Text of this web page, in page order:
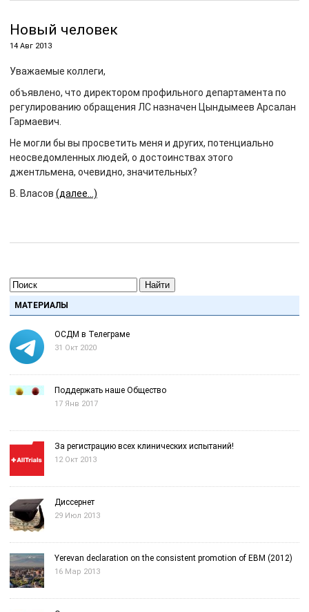
Новый человек
14 Авг 2013
Уважаемые коллеги,
объявлено, что директором профильного департамента по
регулированию обращения ЛС назначен Цындымеев Арсалан
Гармаевич.
Не могли бы вы просветить меня и других, потенциально
неосведомленных людей, о достоинствах этого
джентльмена, очевидно, значительных?
В. Власов (далее…)
Найти
МАТЕРИАЛЫ
ОСДМ в Телеграме
31 Окт 2020
Поддержать наше Общество
17 Янв 2017
За регистрацию всех клинических испытаний!
12 Окт 2013
Диссернет
29 Июл 2013
Yerevan declaration on the consistent promotion of EBM (2012)
16 Мар 2013